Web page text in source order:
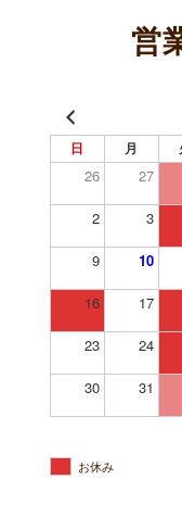
営
日
月
26 27
2 3
9 10
16 17
23 24
30 31
お休み